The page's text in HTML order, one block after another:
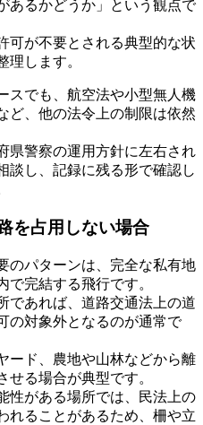
あるかどうか」という観点で
可が不要とされる典型的な状
理します。
スでも、航空法や小型無人機
ど、他の法令上の制限は依然
県警察の運用方針に左右され
談し、記録に残る形で確認し
を占用しない場合
のパターンは、完全な私有地
完結する飛行です。
であれば、道路交通法上の道
の対象外となるのが通常で
ード、農地や山林などから離
る場合が典型です。
性がある場所では、民法上の
れることがあるため、柵や立